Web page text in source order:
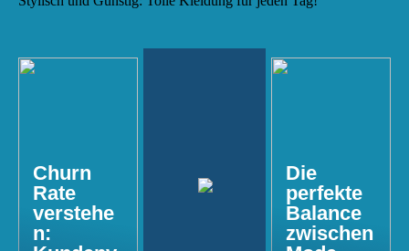
Churn
Rate
verstehe
n:
Die
perfekte
Balance
zwischen